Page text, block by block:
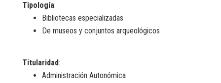
Tipología:
Bibliotecas especializadas
De museos y conjuntos arqueológicos
Titularidad:
Administración Autonómica